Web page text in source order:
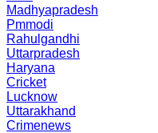
Madhyapradesh
Pmmodi
Rahulgandhi
Uttarpradesh
Haryana
Cricket
Lucknow
Uttarakhand
Crimenews